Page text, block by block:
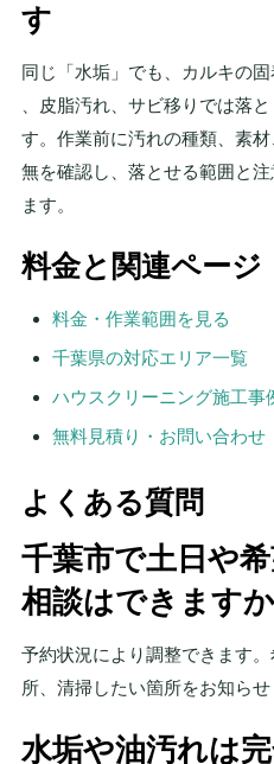
す
同じ「水垢」でも、カルキの
、皮脂汚れ、サビ移りでは落
す。作業前に汚れの種類、素
無を確認し、落とせる範囲と
ます。
料金と関連ページ
料金・作業範囲を見る
千葉県の対応エリア一覧
ハウスクリーニング施工事
無料見積り・お問い合わせ
よくある質問
千葉市で土日や
相談はできます
予約状況により調整できます
所、清掃したい箇所をお知らせ
水垢や油汚れは